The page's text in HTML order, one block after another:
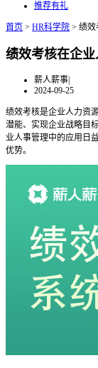
推荐有礼
首页 > HR科学院 > 绩效
绩效考核在企
薪人薪事|
2024-09-25
绩效考核是企业人力资
潜能、实现企业战略目
业人事管理中的应用日
优势。